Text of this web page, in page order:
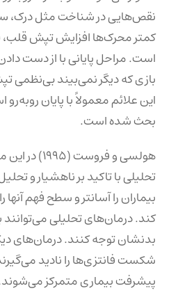
نقص‌هایی در شناخت مثل درک،
کمتر محرک‌ها افزایش تپش
است. مراحل پایانی با از دست
بازی که دیگر نمی‌بیند
این علائم معمولاً با پایان
بحث شده است.
هولسی و
تحلیلی با تاکید بر ناهشیار و
بیماران را آسانتر و سطح فهم
کند. درمان‌های تحلیلی
بدنشان توجه کنند. درمان‌های
شکست فانتزی‌ها را نادید
پیشرفت بیماری متمرکز